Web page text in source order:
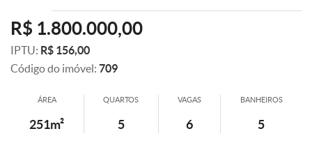
R$ 1.800.000,00
IPTU: R$ 156,00
Código do imóvel: 709
ÁREA
251m²
QUARTOS
5
VAGAS
6
BANHEIROS
5